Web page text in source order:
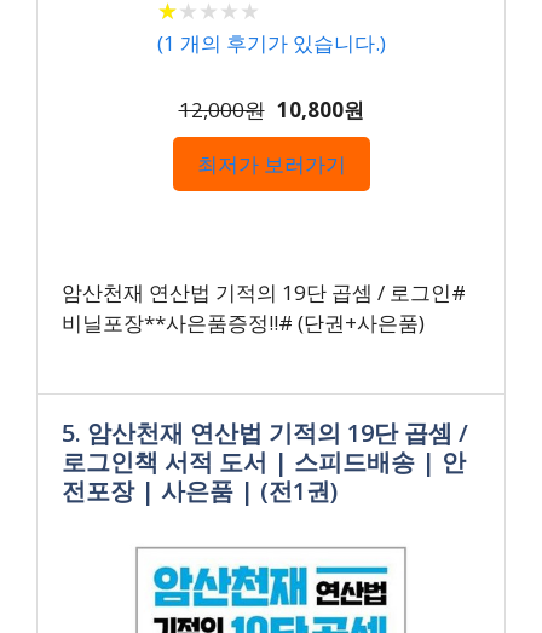
★★ ★ ★ ★
★★ ★ ★ ★
(1 개의 후기가 있습니다.)
12,000원 10,800원
최저가 보러가기
암산천재 연산법 기적의 19단 곱셈 / 로그인#
비닐포장**사은품증정!!# (단권+사은품)
5. 암산천재 연산법 기적의 19단 곱셈 /
로그인책 서적 도서 | 스피드배송 | 안
전포장 | 사은품 | (전1권)